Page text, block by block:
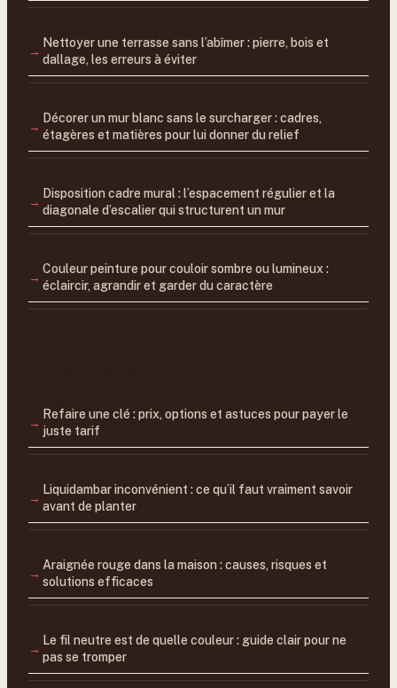
Nettoyer une terrasse sans l’abîmer : pierre, bois et
dallage, les erreurs à éviter
Décorer un mur blanc sans le surcharger : cadres,
étagères et matières pour lui donner du relief
Disposition cadre mural : l’espacement régulier et la
diagonale d’escalier qui structurent un mur
Couleur peinture pour couloir sombre ou lumineux :
éclaircir, agrandir et garder du caractère
Refaire une clé : prix, options et astuces pour payer le
juste tarif
Liquidambar inconvénient : ce qu’il faut vraiment savoir
avant de planter
Araignée rouge dans la maison : causes, risques et
solutions efficaces
Le fil neutre est de quelle couleur : guide clair pour ne
pas se tromper